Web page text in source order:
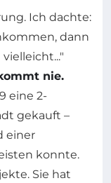
Ich dachte:
dann
nie.
eine 2-
gekauft –
einer
konnte.
Sie hat